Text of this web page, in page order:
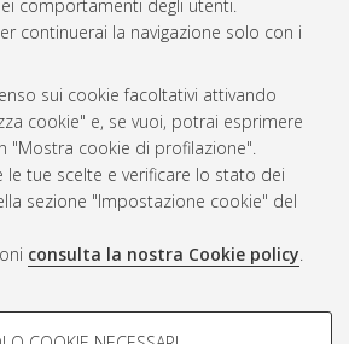
comportamenti degli utenti.
continuerai la navigazione solo con i
sui cookie facoltativi attivando
cookie" e, se vuoi, potrai esprimere
"Mostra cookie di profilazione".
le tue scelte e verificare lo stato dei
sezione "Impostazione cookie" del
consulta la nostra Cookie policy.
-